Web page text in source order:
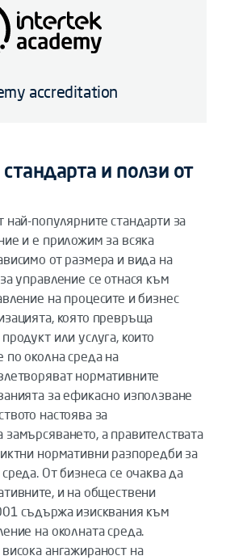
accreditation
и ползи от
популярните стандарти за
и е приложим за всяка
от размера и вида на
управление се отнася към
на процесите и бизнес
която превръща
или услуга, които
по околна среда на
нормативните
за ефикасно използване
настоява за
а правителствата
нормативни разпоредби за
От бизнеса се очаква да
и на обществени
съдържа изисквания към
на околната среда.
ангажираност на